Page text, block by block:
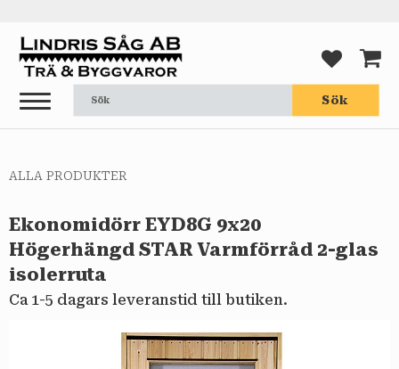
Meny
Sök
ALLA PRODUKTER
Ekonomidörr EYD8G 9x20
Högerhängd STAR Varmförråd 2-glas
isolerruta
Ca 1-5 dagars leveranstid till butiken.